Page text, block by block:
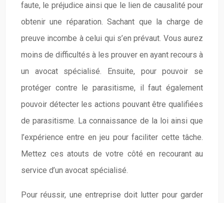
faute, le préjudice ainsi que le lien de causalité pour
obtenir une réparation. Sachant que la charge de
preuve incombe à celui qui s’en prévaut. Vous aurez
moins de difficultés à les prouver en ayant recours à
un avocat spécialisé. Ensuite, pour pouvoir se
protéger contre le parasitisme, il faut également
pouvoir détecter les actions pouvant être qualifiées
de parasitisme. La connaissance de la loi ainsi que
l’expérience entre en jeu pour faciliter cette tâche.
Mettez ces atouts de votre côté en recourant au
service d’un avocat spécialisé.
Pour réussir, une entreprise doit lutter pour garder